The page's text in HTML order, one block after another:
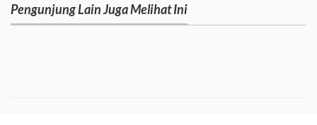
Pengunjung Lain Juga Melihat Ini